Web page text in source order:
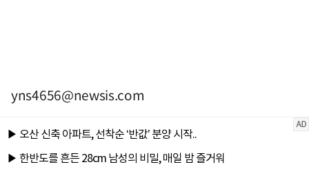
yns4656@newsis.com